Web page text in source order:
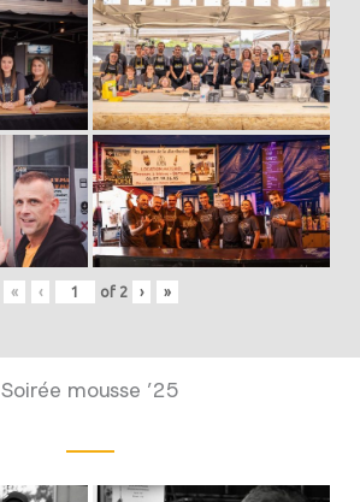
« ‹ of 2 › »
Soirée mousse ’25